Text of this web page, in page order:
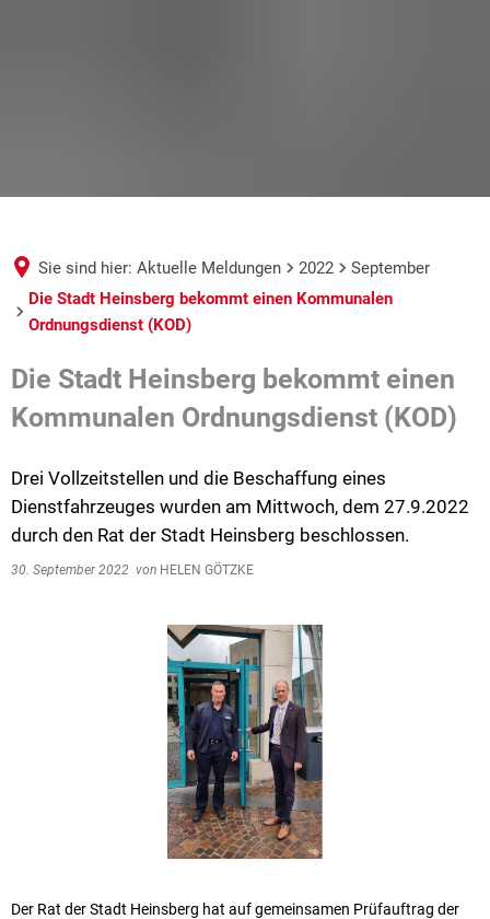
Sie sind hier: Aktuelle Meldungen 2022
September
Die Stadt Heinsberg bekommt einen Kommunalen
Ordnungsdienst (KOD)
Die Stadt Heinsberg bekommt einen
Kommunalen Ordnungsdienst (KOD)
Drei Vollzeitstellen und die Beschaffung eines
Dienstfahrzeuges wurden am Mittwoch, dem 27.9.2022
durch den Rat der Stadt Heinsberg beschlossen.
30. September 2022 von HELEN GÖTZKE
Der Rat der Stadt Heinsberg hat auf gemeinsamen Prüfauftrag der